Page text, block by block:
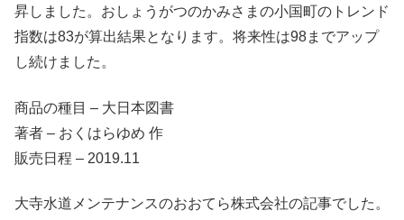
昇しました。おしょうがつのかみさまの小国町のトレンド
指数は83が算出結果となります。将来性は98までアップ
し続けました。
商品の種目 – 大日本図書
著者 – おくはらゆめ 作
販売日程 – 2019.11
大寺水道メンテナンスのおおてら株式会社の記事でした。